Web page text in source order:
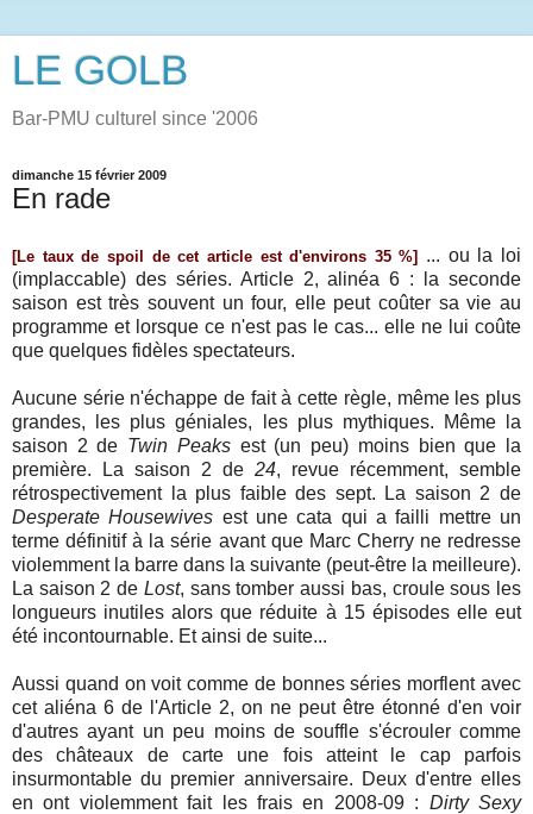
LE GOLB
Bar-PMU culturel since '2006
dimanche 15 février 2009
En rade
[Le taux de spoil de cet article est d'environs 35 %]
... ou la loi
(implaccable) des séries. Article 2, alinéa 6 : la seconde
saison est très souvent un four, elle peut coûter sa vie au
programme et lorsque ce n'est pas le cas... elle ne lui coûte
que quelques fidèles spectateurs.
Aucune série n'échappe de fait à cette règle, même les plus
grandes, les plus géniales, les plus mythiques. Même la
saison 2 de Twin Peaksest (un peu) moins bien que la
première. La saison 2 de 24, revue récemment, semble
rétrospectivement la plus faible des sept. La saison 2 de
Desperate Housewives est une cata qui a failli mettre un
terme définitif à la série avant que Marc Cherry ne redresse
violemment la barre dans la suivante (peut-être la meilleure).
La saison 2 de Lost, sans tomber aussi bas, croule sous les
longueurs inutiles alors que réduite à 15 épisodes elle eut
été incontournable. Et ainsi de suite...
Aussi quand on voit comme de bonnes séries morflent avec
cet aliéna 6 de l'Article 2, on ne peut être étonné d'en voir
d'autres ayant un peu moins de souffle s'écrouler comme
des châteaux de carte une fois atteint le cap parfois
insurmontable du premier anniversaire. Deux d'entre elles
en ont violemment fait les frais en 2008-09 : Dirty Sexy